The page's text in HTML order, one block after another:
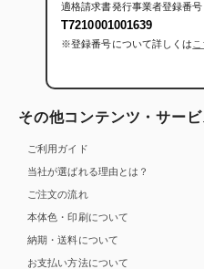
適格請求書発行事業者登録番号
T7210001001639
※登録番号について詳しくは こ
その他コンテンツ・サービ
ご利用ガイド
当社が選ばれる理由とは？
ご注文の流れ
本体色・印刷について
納期・送料について
お支払い方法について